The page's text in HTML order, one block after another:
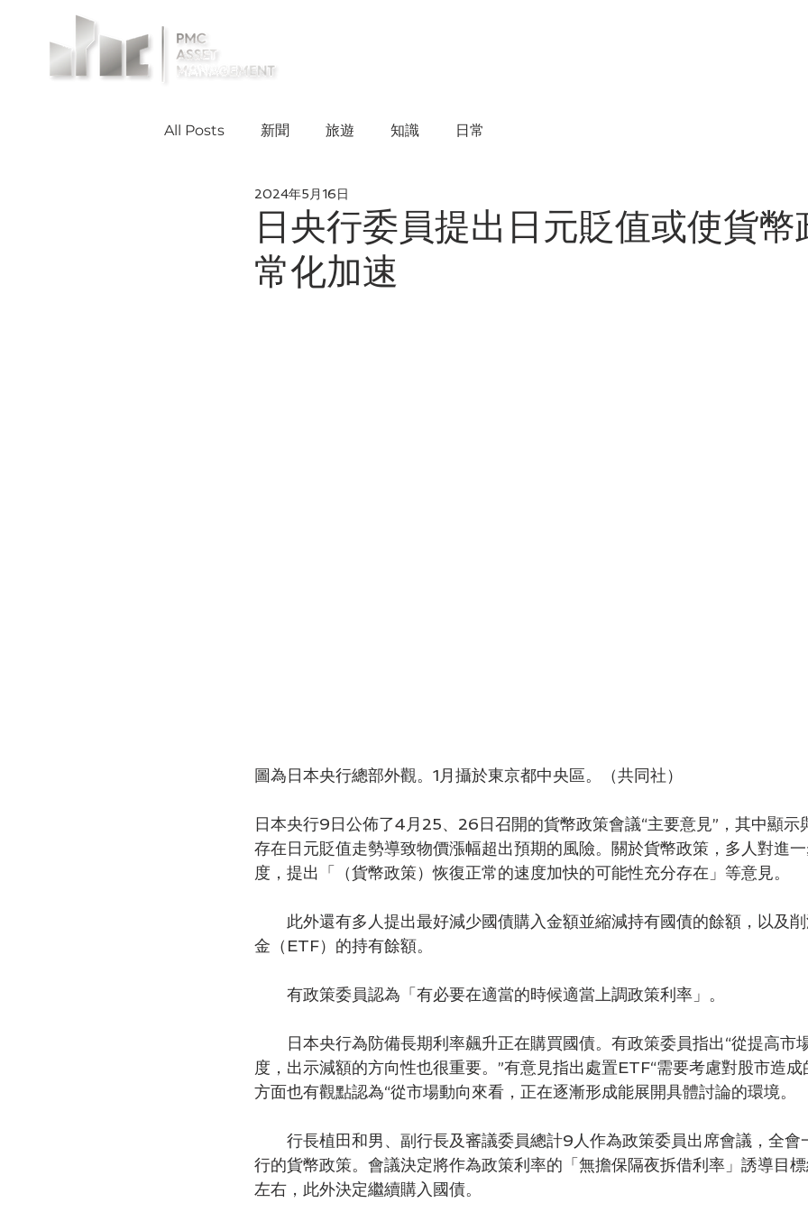
All Posts 新聞 旅遊 知識 日常
日央行委員提出日元貶值或使貨幣
常化加速
2024年5月16日
圖為日本央行總部外觀。1月攝於東京都中央區。（共同社）
日本央行9日公佈了4月25、26日召開的貨幣政策會議“主要意見”，其中顯示
存在日元貶值走勢導致物價漲幅超出預期的風險。關於貨幣政策，多人對進
度，提出「（貨幣政策）恢復正常的速度加快的可能性充分存在」等意見。
此外還有多人提出最好減少國債購入金額並縮減持有國債的餘額，以及削
金（ETF）的持有餘額。
有政策委員認為「有必要在適當的時候適當上調政策利率」。
日本央行為防備長期利率飆升正在購買國債。有政策委員指出“從提高市
度，出示減額的方向性也很重要。”有意見指出處置ETF“需要考慮對股市造成
方面也有觀點認為“從市場動向來看，正在逐漸形成能展開具體討論的環境。
行長植田和男、副行長及審議委員總計9人作為政策委員出席會議，全會
行的貨幣政策。會議決定將作為政策利率的「無擔保隔夜拆借利率」誘導目
左右，此外決定繼續購入國債。